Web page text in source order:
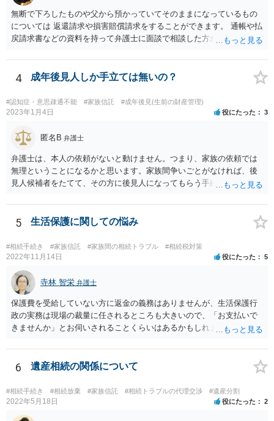
無断で下ろしたものや父から預かっていてそのままになっているもの
については 返還請求や損害賠償請求をすることができます。 通帳や払
戻請求書などの資料を持って弁護士に面談で相談した方がよいと思い
4 成年後見人しか手立ては無いの？
#認知症・意思疎通不能 #家族信託 #成年後見(生前の財産管理)
2023年1月4日 役にたった 3
匿名B 弁護士
弁護士は、本人の依頼がないと動けません。つまり、家族の依頼では
無理ということになるかと思います。家族間争いごとがなければ、後
見人候補者をたてて、その方に後見人になってもらう手続をすすめた
5 生活保護に関しての悩み
#相続手続き #家族信託 #家族間の相続トラブル #相続税対策
2022年11月14日 役にたった 5
寺林 智栄 弁護士
保護費を受給していない方に返金の義務はありませんが、生活保護行
政の実務は現場の裁量に任されるところも大きいので、「お支払いで
きませんか」とお伺いされることくらいはあるかもしれません。 通報
考えてご判断いただくのが良いと思います。
6 遺産相続の関係について
#相続手続き #相続放棄 #家族信託 #相続トラブルの代理交渉 #遺産分割
2022年5月18日 役にたった 2